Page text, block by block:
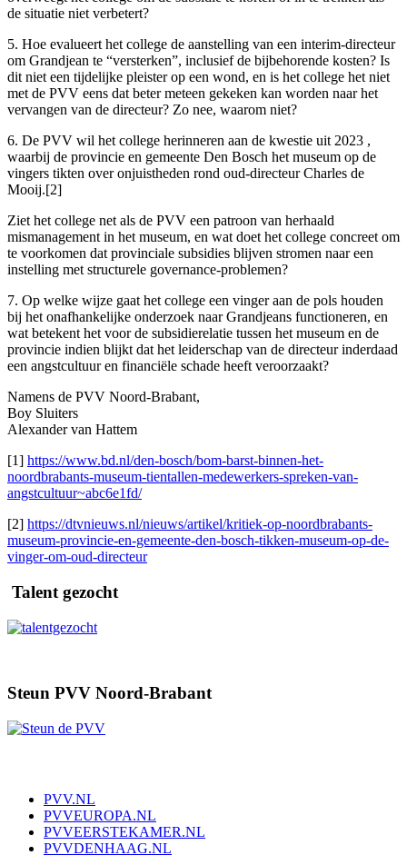
de situatie niet verbetert?
5. Hoe evalueert het college de aanstelling van een interim-directeur
om Grandjean te “versterken”, inclusief de bijbehorende kosten? Is
dit niet een tijdelijke pleister op een wond, en is het college het niet
met de PVV eens dat beter meteen gekeken kan worden naar het
vervangen van de directeur? Zo nee, waarom niet?
6. De PVV wil het college herinneren aan de kwestie uit 2023 ,
waarbij de provincie en gemeente Den Bosch het museum op de
vingers tikten over onjuistheden rond oud-directeur Charles de
Mooij.[2]
Ziet het college net als de PVV een patroon van herhaald
mismanagement in het museum, en wat doet het college concreet om
te voorkomen dat provinciale subsidies blijven stromen naar een
instelling met structurele governance-problemen?
7. Op welke wijze gaat het college een vinger aan de pols houden
bij het onafhankelijke onderzoek naar Grandjeans functioneren, en
wat betekent het voor de subsidierelatie tussen het museum en de
provincie indien blijkt dat het leiderschap van de directeur inderdaad
een angstcultuur en financiële schade heeft veroorzaakt?
Namens de PVV Noord-Brabant,
Boy Sluiters
Alexander van Hattem
[1] https://www.bd.nl/den-bosch/bom-barst-binnen-het-
noordbrabants-museum-tientallen-medewerkers-spreken-van-
angstcultuur~abc6e1fd/
[2] https://dtvnieuws.nl/nieuws/artikel/kritiek-op-noordbrabants-
museum-provincie-en-gemeente-den-bosch-tikken-museum-op-de-
vinger-om-oud-directeur
Talent gezocht
Steun PVV Noord-Brabant
PVV.NL
PVVEUROPA.NL
PVVEERSTEKAMER.NL
PVVDENHAAG.NL